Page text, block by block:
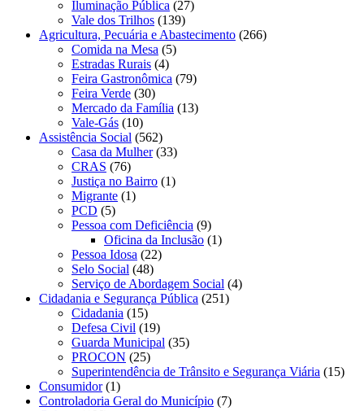
Iluminação Pública (27)
Vale dos Trilhos (139)
Agricultura, Pecuária e Abastecimento (266)
Comida na Mesa (5)
Estradas Rurais (4)
Feira Gastronômica (79)
Feira Verde (30)
Mercado da Família (13)
Vale-Gás (10)
Assistência Social (562)
Casa da Mulher(33)
CRAS (76)
Justiça no Bairro (1)
Migrante (1)
PCD (5)
Pessoa com Deficiência (9)
Oficina da Inclusão (1)
Pessoa Idosa (22)
Selo Social (48)
Serviço de Abordagem Social (4)
Cidadania e Segurança Pública (251)
Cidadania (15)
Defesa Civil (19)
Guarda Municipal (35)
PROCON (25)
Superintendência de Trânsito e Segurança Viária (15)
Consumidor(1)
Controladoria Geral do Município (7)